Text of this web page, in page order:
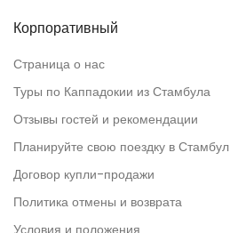
Корпоративный
Страница о нас
Туры по Каппадокии из Стамбула
Отзывы гостей и рекомендации
Планируйте свою поездку в Стамбул
Договор купли-продажи
Политика отмены и возврата
Условия и положения